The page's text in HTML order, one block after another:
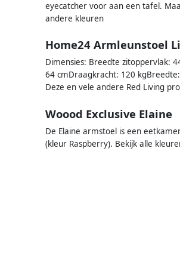
eyecatcher voor aan een tafel.
andere kleuren
Home24 Armleunstoel
Dimensies: Breedte zitoppervlak:
64 cmDraagkracht: 120
Deze en vele andere Red Living
Woood Exclusive Elaine
De Elaine armstoel is een
(kleur Raspberry). Bekijk alle